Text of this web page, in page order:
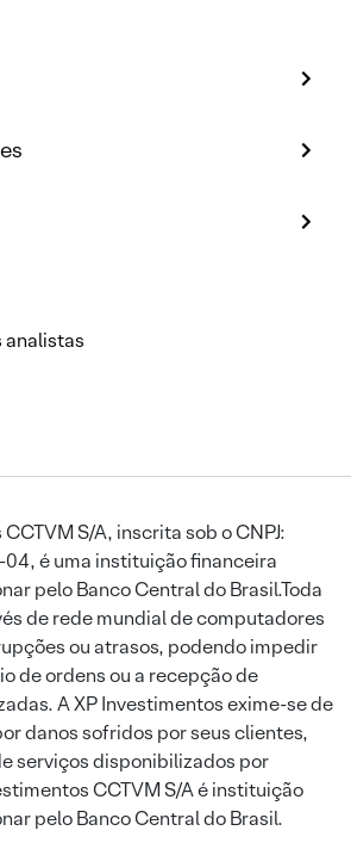
analistas
S/A, inscrita sob o CNPJ:
é uma instituição financeira
pelo Banco Central do Brasil.Toda
de rede mundial de computadores
ou atrasos, podendo impedir
de ordens ou a recepção de
A XP Investimentos exime-se de
danos sofridos por seus clientes,
serviços disponibilizados por
CCTVM S/A é instituição
pelo Banco Central do Brasil.